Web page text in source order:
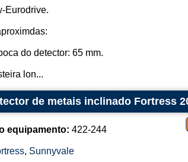
Eurodrive.
do detector: 65 mm.
lon...
de metais inclinado Fortress
equipamento: 422-244
, Sunnyvale